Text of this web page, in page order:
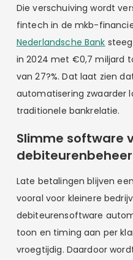
Die verschuiving wordt
fintech in de mkb-
Nederlandsche Bank
in 2024 met €0,7 miljard
van 27?%. Dat laat zien
automatisering zwaarder
traditionele bankrelatie.
Slimme software
debiteurenbeheer
Late betalingen blijven
vooral voor kleinere
debiteurensoftware
toon en timing aan per
vroegtijdig. Daardoor